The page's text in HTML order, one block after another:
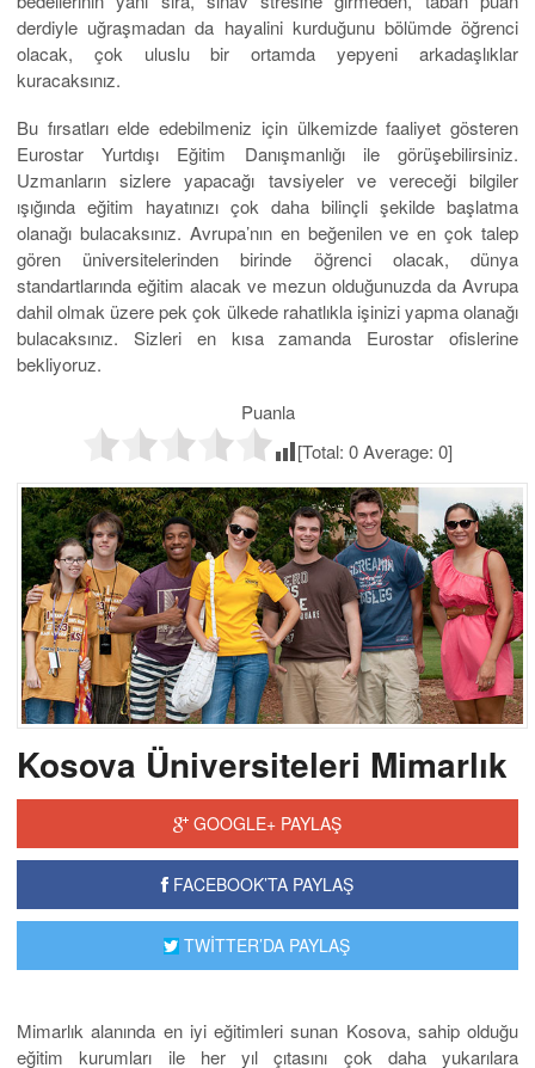
derdiyle uğraşmadan da hayalini kurduğunu bölümde öğrenci
olacak, çok uluslu bir ortamda yepyeni arkadaşlıklar
kuracaksınız.
Bu fırsatları elde edebilmeniz için ülkemizde faaliyet gösteren
Eurostar Yurtdışı Eğitim Danışmanlığı ile görüşebilirsiniz.
Uzmanların sizlere yapacağı tavsiyeler ve vereceği bilgiler
ışığında eğitim hayatınızı çok daha bilinçli şekilde başlatma
olanağı bulacaksınız. Avrupa’nın en beğenilen ve en çok talep
gören üniversitelerinden birinde öğrenci olacak, dünya
standartlarında eğitim alacak ve mezun olduğunuzda da Avrupa
dahil olmak üzere pek çok ülkede rahatlıkla işinizi yapma olanağı
bulacaksınız. Sizleri en kısa zamanda Eurostar ofislerine
bekliyoruz.
Puanla
[Total: 0Average: 0]
Kosova Üniversiteleri Mimarlık
GOOGLE+ PAYLAŞ
FACEBOOK’TA PAYLAŞ
TWİTTER’DA PAYLAŞ
Mimarlık alanında en iyi eğitimleri sunan Kosova, sahip olduğu
eğitim kurumları ile her yıl çıtasını çok daha yukarılara